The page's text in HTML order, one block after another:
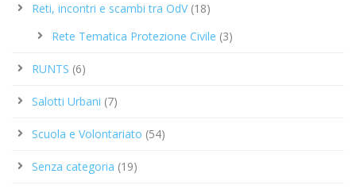
Reti, incontri e scambi tra OdV(18)
Rete Tematica Protezione Civile (3)
RUNTS (6)
Salotti Urbani (7)
Scuola e Volontariato (54)
Senza categoria (19)